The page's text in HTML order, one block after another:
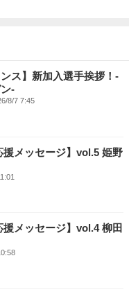
に築き上げていただき誠に
ンス】新加入選手挨拶！-
-
8/7 7:45
援メッセージ】vol.5 姫野
援メッセージ】vol.4 柳田